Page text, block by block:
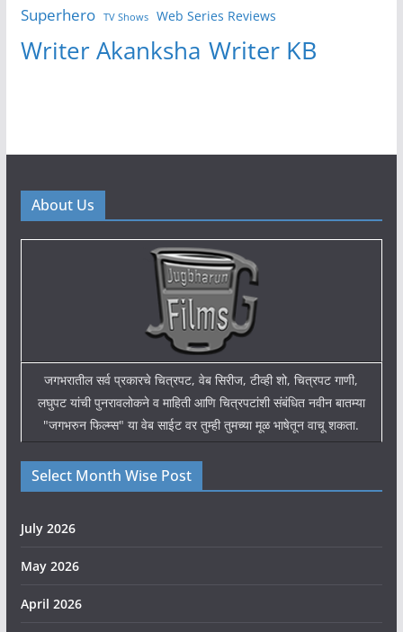
Superhero TV Shows Web Series Reviews
Writer Akanksha Writer KB
About Us
जगभरातील सर्व प्रकारचे चित्रपट, वेब सिरीज, टीव्ही शो, चित्रपट गाणी,
लघुपट यांची पुनरावलोकने व माहिती आणि चित्रपटांशी संबंधित नवीन बातम्या
"जगभरुन फिल्म्स" या वेब साईट वर तुम्ही तुमच्या मूळ भाषेतून वाचू शकता.
Select Month Wise Post
July 2026
May 2026
April 2026